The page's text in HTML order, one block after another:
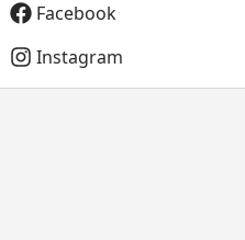
Facebook
Instagram